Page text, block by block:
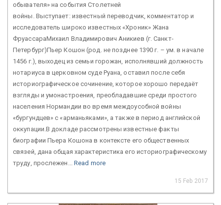
обывателя» на события Столетней
войны. Выступает: известный переводчик, комментатор и
исследователь широко известных «Хроник» Жана
ФруассараМихаил Владимирович Аникиев (г. Санкт-
Петербург)Пьер Кошон (род. не позднее 1390 г. – ум. в начале
1456 г.), выходец из семьи горожан, исполнявший должность
нотариуса в церковном суде Руана, оставил после себя
историографическое сочинение, которое хорошо передаёт
взгляды и умонастроения, преобладавшие среди простого
населения Нормандии во время междоусобной войны
«бургундцев» с «арманьяками», а также в период английской
оккупации.В докладе рассмотрены известные факты
биографии Пьера Кошона в контексте его общественных
связей, дана общая характеристика его историографическому
труду, прослежен... Read more
15 Feb 2017